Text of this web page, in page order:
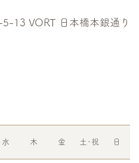
13 VORT 日本橋本銀通り
水 木 金 土･祝 日